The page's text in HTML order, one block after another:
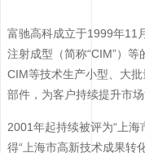
富驰高科成立于1999年11
注射成型（简称“CIM”）
CIM等技术生产小型、大
部件，为客户持续提升市
2001年起持续被评为“上
得“上海市高新技术成果转